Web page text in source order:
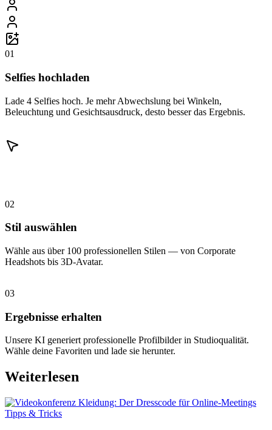
01
Selfies hochladen
Lade 4 Selfies hoch. Je mehr Abwechslung bei Winkeln,
Beleuchtung und Gesichtsausdruck, desto besser das Ergebnis.
02
Stil auswählen
Wähle aus über 100 professionellen Stilen — von Corporate
Headshots bis 3D-Avatar.
03
Ergebnisse erhalten
Unsere KI generiert professionelle Profilbilder in Studioqualität.
Wähle deine Favoriten und lade sie herunter.
Weiterlesen
Tipps & Tricks